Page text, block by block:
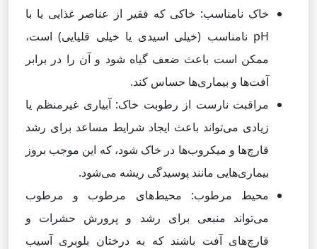
خاک نامناسب: خاکی که فقیر از عناصر غذایی یا با
pH نامناسب (خیلی اسیدی یا خیلی قلیایی) است،
ممکن است باعث ضعف گیاه شود و آن را در برابر
آفت‌ها و بیماری‌ها حساس کند.
مراقبت نا‌رست از رطوبت خاک: آبیاری غیرمنظم یا
زیادی می‌تواند باعث ایجاد شرایط مساعد برای رشد
قارچ‌ها و میکروب‌ها در خاک شود، که این موجب بروز
بیماری‌هایی مانند پوسیدگی ریشه می‌شود.
محیط مرطوب: محیط‌های مرطوب و مرطوب
می‌تواند منبعی برای رشد و پرورش حشرات و
قارچ‌های آفت باشند که به درختان بلوبری آسیب